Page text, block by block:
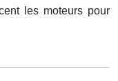
les moteurs pour